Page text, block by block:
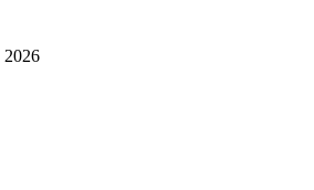
2026